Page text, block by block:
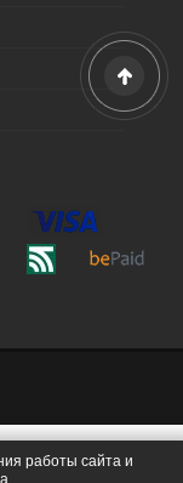
работы сайта и